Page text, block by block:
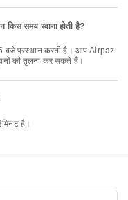
समय रवाना होती है?
की तुलना कर सकते हैं।
है।